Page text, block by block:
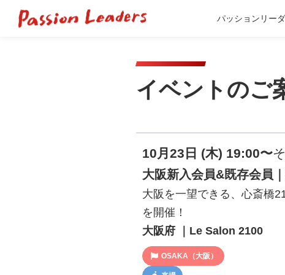
パッションリー
イベントのご
10月23日 (木) 19:00〜
大阪新入会員&既存会員
大阪を一望できる、心斎橋
を開催！
大阪府 ｜Le Salon 2100
OSAKA（大阪）